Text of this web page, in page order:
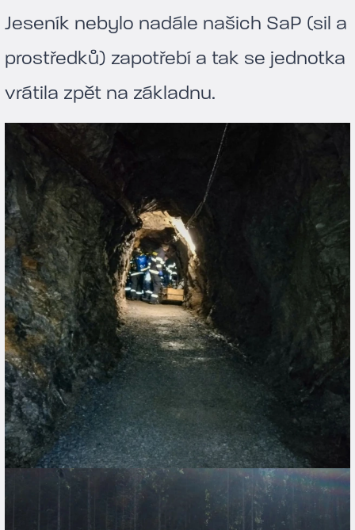
Jeseník nebylo nadále našich SaP (sil a
prostředků) zapotřebí a tak se jednotka
vrátila zpět na základnu.